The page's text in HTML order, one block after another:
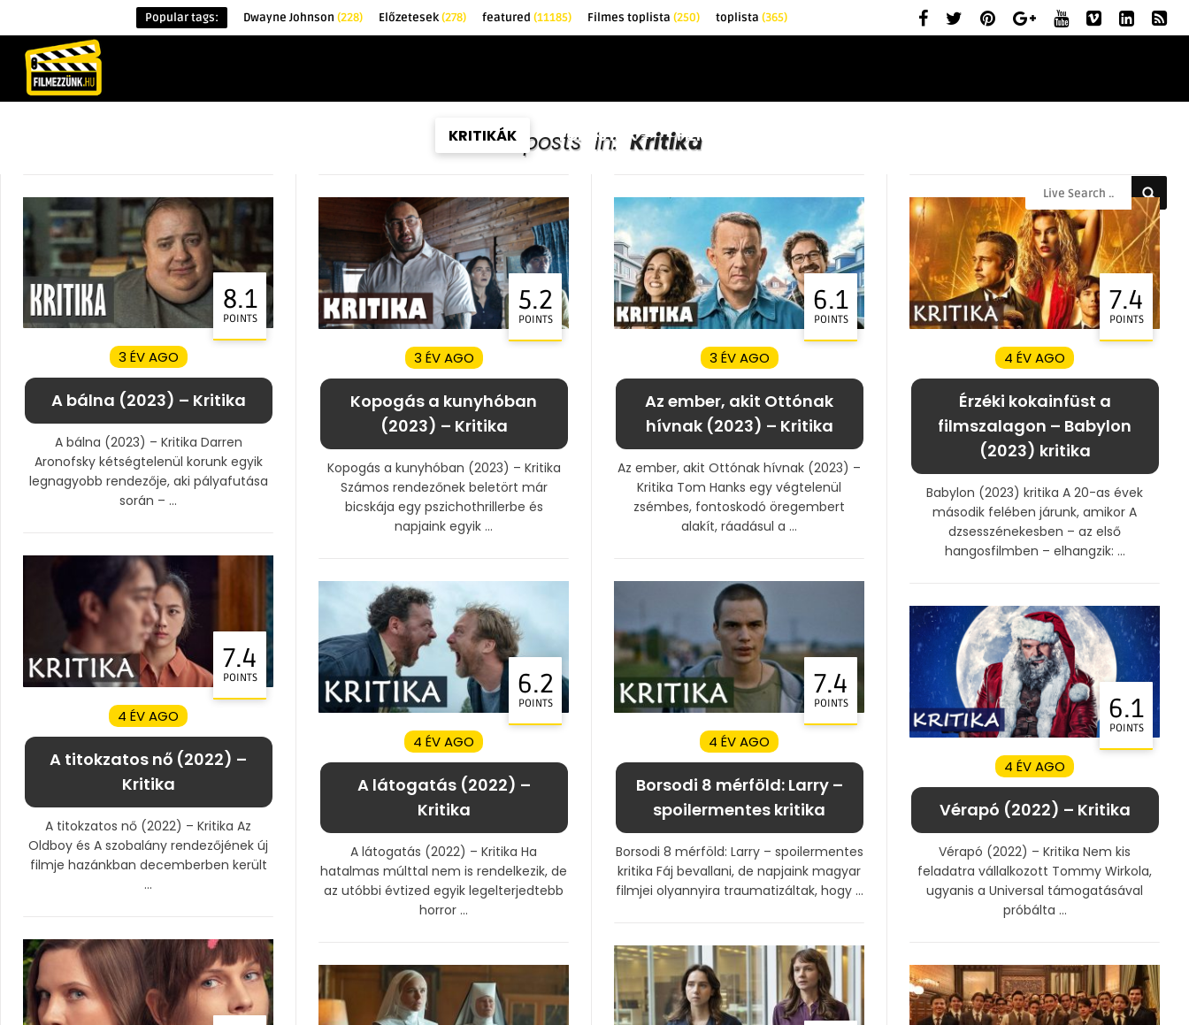
Popular tags: Dwayne Johnson (228) Előzetesek(278) featured (11185) Filmes toplista (250) toplista (365)
KRITIKÁK TOPLISTÁK FILMAJÁNLÓ
All posts in: Kritika
8.1
POINTS
3 ÉV AGO
A bálna (2023) – Kritika
A bálna (2023) – Kritika Darren
Aronofsky kétségtelenül korunk egyik
legnagyobb rendezője, aki pályafutása
során – ...
5.2
POINTS
3 ÉV AGO
Kopogás a kunyhóban
(2023) – Kritika
Kopogás a kunyhóban (2023) – Kritika
Számos rendezőnek beletört már
bicskája egy pszichothrillerbe és
napjaink egyik ...
6.1
POINTS
3 ÉV AGO
Az ember, akit Ottónak
hívnak (2023) – Kritika
Az ember, akit Ottónak hívnak (2023) –
Kritika Tom Hanks egy végtelenül
zsémbes, fontoskodó öregembert
alakít, ráadásul a ...
7.4
POINTS
4 ÉV AGO
Érzéki kokainfüst a
filmszalagon – Babylon
(2023) kritika
Babylon (2023) kritika A 20-as évek
második felében járunk, amikor A
dzsesszénekesben – az első
hangosfilmben – elhangzik: ...
7.4
POINTS
4 ÉV AGO
A titokzatos nő (2022) –
Kritika
A titokzatos nő (2022) – Kritika Az
Oldboy és A szobalány rendezőjének új
filmje hazánkban decemberben került
...
6.2
POINTS
4 ÉV AGO
A látogatás (2022) –
Kritika
A látogatás (2022) – Kritika Ha
hatalmas múlttal nem is rendelkezik, de
az utóbbi évtized egyik legelterjedtebb
horror ...
7.4
POINTS
4 ÉV AGO
Borsodi 8 mérföld: Larry –
spoilermentes kritika
Borsodi 8 mérföld: Larry – spoilermentes
kritika Fáj bevallani, de napjaink magyar
filmjei olyannyira traumatizáltak, hogy ...
6.1
POINTS
4 ÉV AGO
Vérapó (2022) – Kritika
Vérapó (2022) – Kritika Nem kis
feladatra vállalkozott Tommy Wirkola,
ugyanis a Universal támogatásával
próbálta ...